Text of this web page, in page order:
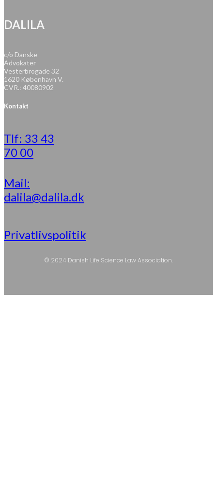
DALILA
c/o Danske
Advokater
Vesterbrogade 32
1620 København V.
CVR.: 40080902
Kontakt
Tlf: 33 43
70 00
Mail:
dalila@dalila.dk
Privatlivspolitik
© 2024 Danish Life Science Law Association.